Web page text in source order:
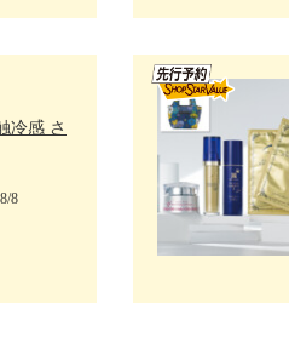
冷感 さ
8